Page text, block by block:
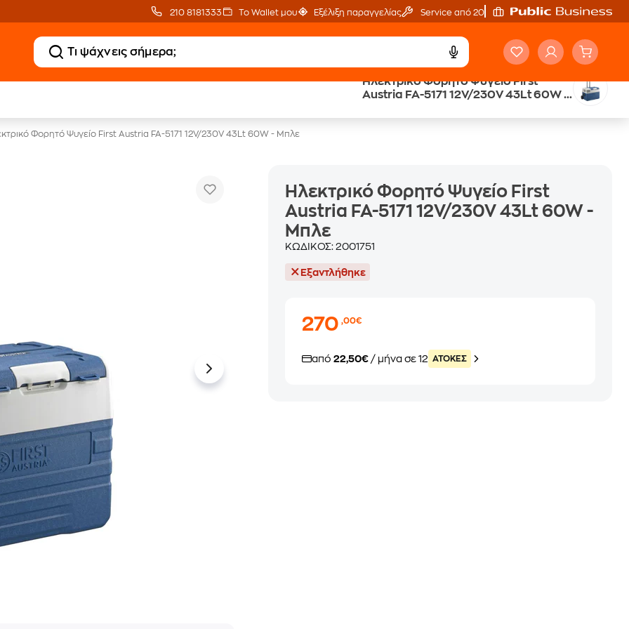
210 8181333 Το Wallet μου Εξέλιξη παραγγελίας Service από 20'
Ηλεκτρικό Φορητό Ψυγείο First
Austria FA-5171 12V/230V 43Lt 60W -
Public επιστροφή €
Φορητό Ψυγείο First Austria FA-5171 12V/230V 43Lt 60W - Μπλε
Ηλεκτρικό Φορητό Ψυγείο First
Austria FA-5171 12V/230V 43Lt 60W -
Μπλε
ΚΩΔΙΚΟΣ:2001751
Εξαντλήθηκε
270,00€
από22,50€ / μήνα σε 12 ATOKEΣ